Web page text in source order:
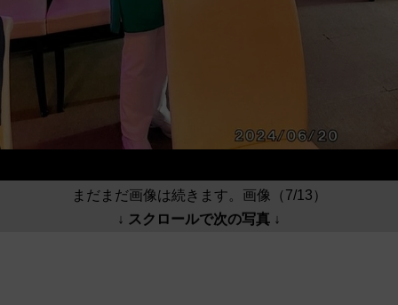
まだまだ画像は続きます。画像（7/13）
↓ スクロールで次の写真 ↓